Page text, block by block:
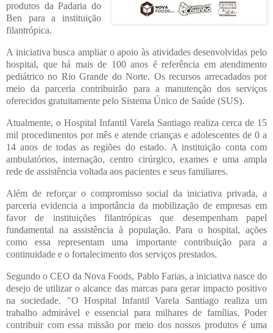
produtos da Padaria do
Ben para a instituição
filantrópica.
A iniciativa busca ampliar o apoio às atividades desenvolvidas pelo
hospital, que há mais de 100 anos é referência em atendimento
pediátrico no Rio Grande do Norte. Os recursos arrecadados por
meio da parceria contribuirão para a manutenção dos serviços
oferecidos gratuitamente pelo Sistema Único de Saúde (SUS).
Atualmente, o Hospital Infantil Varela Santiago realiza cerca de 15
mil procedimentos por mês e atende crianças e adolescentes de 0 a
14 anos de todas as regiões do estado. A instituição conta com
ambulatórios, internação, centro cirúrgico, exames e uma ampla
rede de assistência voltada aos pacientes e seus familiares.
Além de reforçar o compromisso social da iniciativa privada, a
parceria evidencia a importância da mobilização de empresas em
favor de instituições filantrópicas que desempenham papel
fundamental na assistência à população. Para o hospital, ações
como essa representam uma importante contribuição para a
continuidade e o fortalecimento dos serviços prestados.
Segundo o CEO da Nova Foods, Pablo Farias, a iniciativa nasce do
desejo de utilizar o alcance das marcas para gerar impacto positivo
na sociedade. "O Hospital Infantil Varela Santiago realiza um
trabalho admirável e essencial para milhares de famílias. Poder
contribuir com essa missão por meio dos nossos produtos é uma